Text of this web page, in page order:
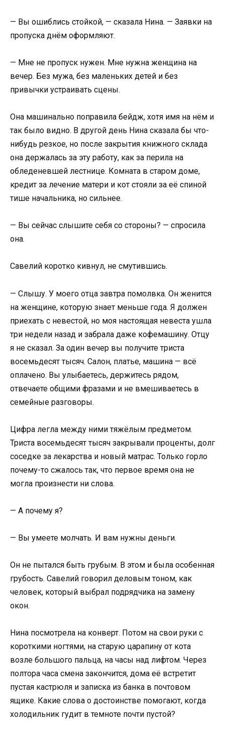
— Вы ошиблись стойкой, — сказала Нина. — Заявки на
пропуска днём оформляют.
— Мне не пропуск нужен. Мне нужна женщина на
вечер. Без мужа, без маленьких детей и без
привычки устраивать сцены.
Она машинально поправила бейдж, хотя имя на нём и
так было видно. В другой день Нина сказала бы что-
нибудь резкое, но после закрытия книжного склада
она держалась за эту работу, как за перила на
обледеневшей лестнице. Комната в старом доме,
кредит за лечение матери и кот стояли за её спиной
тише начальника, но сильнее.
— Вы сейчас слышите себя со стороны? — спросила
она.
Савелий коротко кивнул, не смутившись.
— Слышу. У моего отца завтра помолвка. Он женится
на женщине, которую знает меньше года. Я должен
приехать с невестой, но моя настоящая невеста ушла
три недели назад и забрала даже кофемашину. Отцу
я не сказал. За один вечер вы получите триста
восемьдесят тысяч. Салон, платье, машина — всё
оплачено. Вы улыбаетесь, держитесь рядом,
отвечаете общими фразами и не вмешиваетесь в
семейные разговоры.
Цифра легла между ними тяжёлым предметом.
Триста восемьдесят тысяч закрывали проценты, долг
соседке за лекарства и новый матрас. Только горло
почему-то сжалось так, что первое время она не
могла произнести ни слова.
— А почему я?
— Вы умеете молчать. И вам нужны деньги.
Он не пытался быть грубым. В этом и была особенная
грубость. Савелий говорил деловым тоном, как
человек, который выбрал подрядчика на замену
окон.
Нина посмотрела на конверт. Потом на свои руки с
короткими ногтями, на старую царапину от кота
возле большого пальца, на часы над лифтом. Через
полтора часа смена закончится, дома её встретит
пустая кастрюля и записка из банка в почтовом
ящике. Какие слова о достоинстве помогают, когда
холодильник гудит в темноте почти пустой?